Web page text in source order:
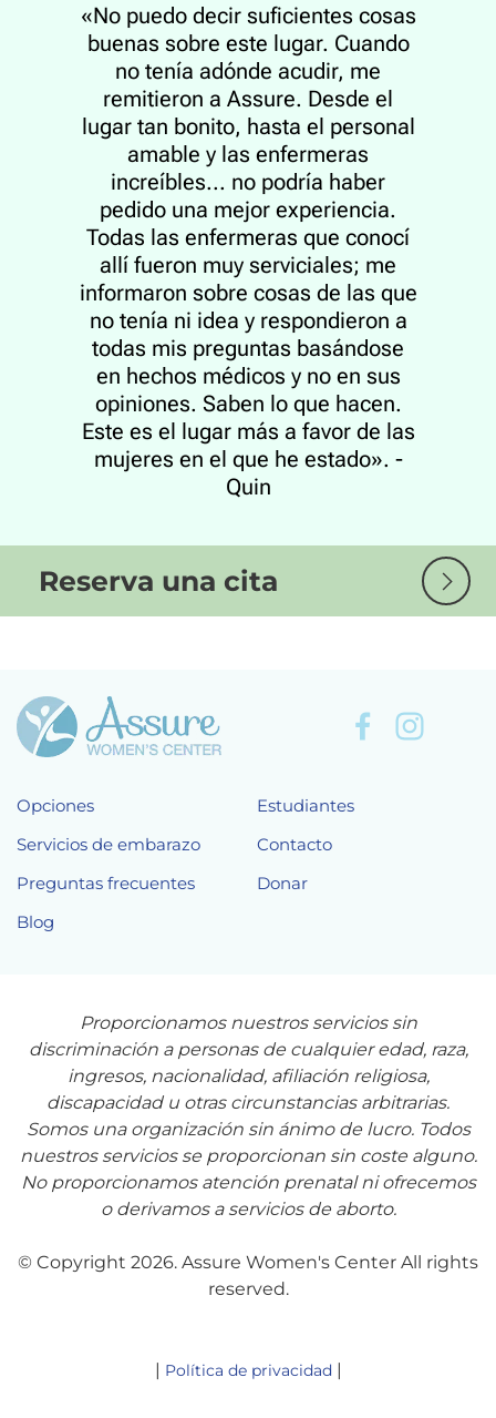
«No puedo decir suficientes cosas
buenas sobre este lugar. Cuando
no tenía adónde acudir, me
remitieron a Assure. Desde el
lugar tan bonito, hasta el personal
amable y las enfermeras
increíbles... no podría haber
pedido una mejor experiencia.
Todas las enfermeras que conocí
allí fueron muy serviciales; me
informaron sobre cosas de las que
no tenía ni idea y respondieron a
todas mis preguntas basándose
en hechos médicos y no en sus
opiniones. Saben lo que hacen.
Este es el lugar más a favor de las
mujeres en el que he estado». -
Quin
Reserva una cita
Opciones
Servicios de embarazo
Preguntas frecuentes
Blog
Estudiantes
Contacto
Donar
Proporcionamos nuestros servicios sin
discriminación a personas de cualquier edad, raza,
ingresos, nacionalidad, afiliación religiosa,
discapacidad u otras circunstancias arbitrarias.
Somos una organización sin ánimo de lucro. Todos
nuestros servicios se proporcionan sin coste alguno.
No proporcionamos atención prenatal ni ofrecemos
o derivamos a servicios de aborto.
© Copyright 2026. Assure Women's Center All rights
reserved.
| Política de privacidad|